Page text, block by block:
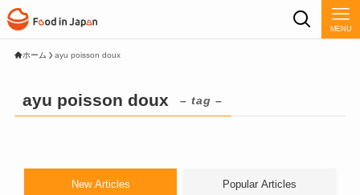
MENU
ホーム ayu poisson doux
ayu poisson doux – tag –
New Articles Popular Articles